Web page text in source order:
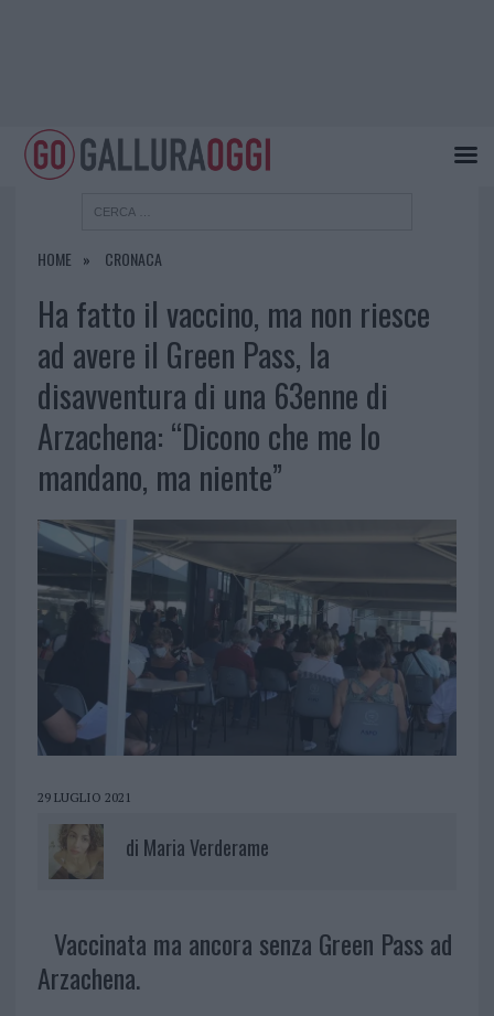
HOME CRONACA
Ha fatto il vaccino, ma non riesce
ad avere il Green Pass, la
disavventura di una 63enne di
Arzachena: “Dicono che me lo
mandano, ma niente”
29 LUGLIO 2021
di Maria Verderame
Vaccinata ma ancora senza Green Pass ad
Arzachena.